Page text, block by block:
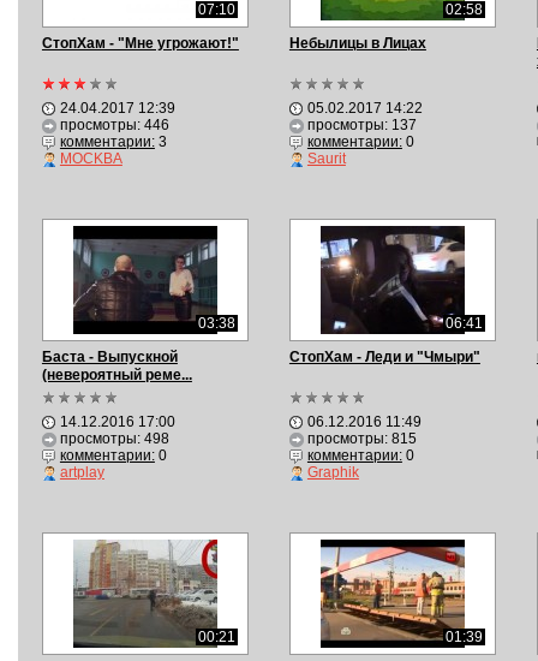
07:10
СтопХам - "Мне угрожают!"
24.04.2017 12:39
просмотры: 446
комментарии:3
MOCKBA
02:58
Небылицы в Лицах
05.02.2017 14:22
просмотры: 137
комментарии:0
Saurit
03:38
Баста - Выпускной
(невероятный реме...
14.12.2016 17:00
просмотры: 498
комментарии:0
artplay
06:41
СтопХам - Леди и "Чмыри"
06.12.2016 11:49
просмотры: 815
комментарии:0
Graphik
00:21
01:39